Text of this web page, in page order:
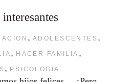
, ADOLESCENTES ,
, HACER FAMILIA ,
, PSICOLOGIA